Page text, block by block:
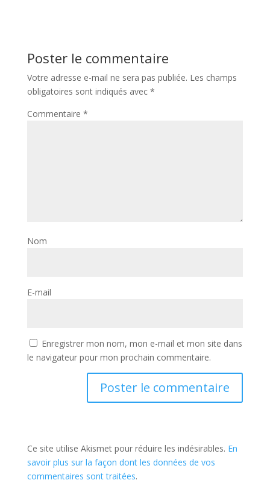
Poster le commentaire
Votre adresse e-mail ne sera pas publiée. Les champs
obligatoires sont indiqués avec *
Commentaire *
Nom
E-mail
Enregistrer mon nom, mon e-mail et mon site dans
le navigateur pour mon prochain commentaire.
Ce site utilise Akismet pour réduire les indésirables. En
savoir plus sur la façon dont les données de vos
commentaires sont traitées.